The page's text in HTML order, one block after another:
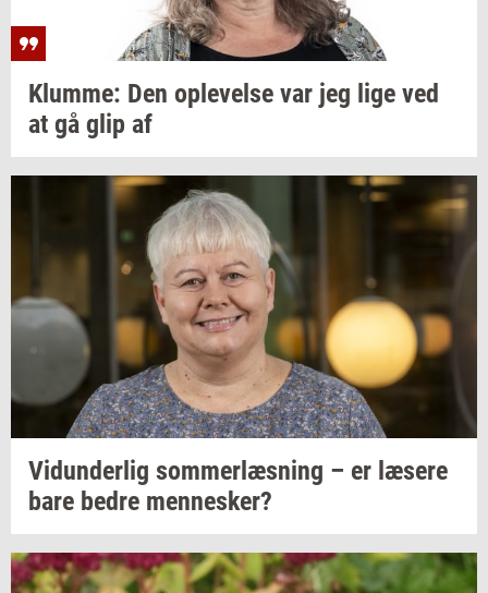
Klum­me: Den op­le­vel­se var jeg lige ved
at gå glip af
Vi­dun­der­lig som­mer­læs­ning – er læ­se­re
bare bedre men­ne­sker?